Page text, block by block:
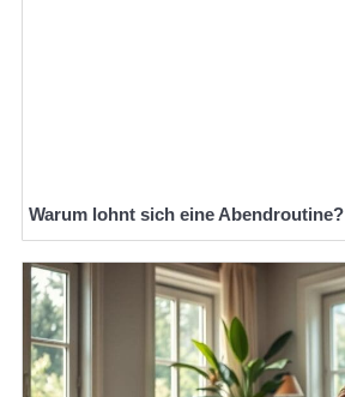
Warum lohnt sich eine Abendroutine?